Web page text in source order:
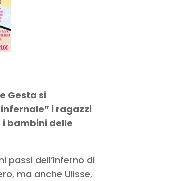
Gesta si
i ragazzi
i bambini delle
passi dell’Inferno di
ma anche Ulisse,